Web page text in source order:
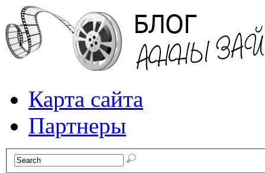
Карта сайта
Партнеры